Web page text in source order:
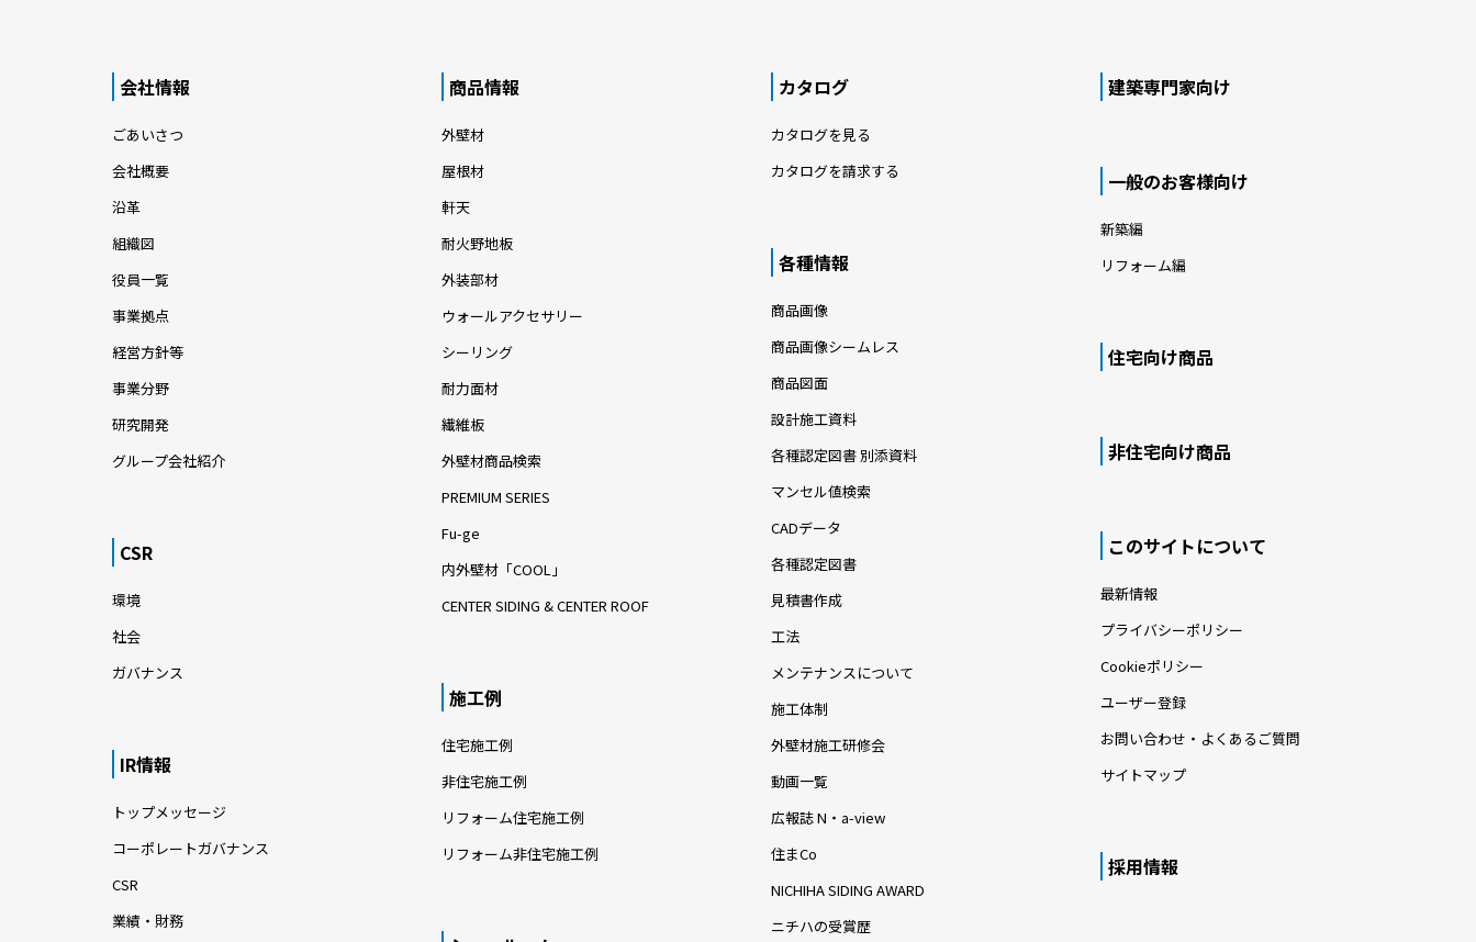
和風の趣きも感じさせる片流れ屋根と下屋
で構成された、間口の広い横長のフォルム
金属製サイディングと淡いグレーの窯業系
サイディングが、シンプルな外観を創り出
イルミオとルフレクトType-Lが織りなす
グレーの美しいグラデーション
洗練されたコントラストで邸宅感を際立た
せる外観デザイン
モノトーンのコントラストが美しい住宅
2025 プラチナ受賞
イルミオによる全面のイモ張りが、整然と
細部まで洗練されたデザインと積雪地での
家事動線に配慮された設計と、片流れ屋根
豊富なテクスチャーが単調さを感じさせな
い、洗練されたコントラストデザイン
垂れ壁を大胆に取り入れたデザイン
観」が、壁面の美しさを際立たせる邸宅